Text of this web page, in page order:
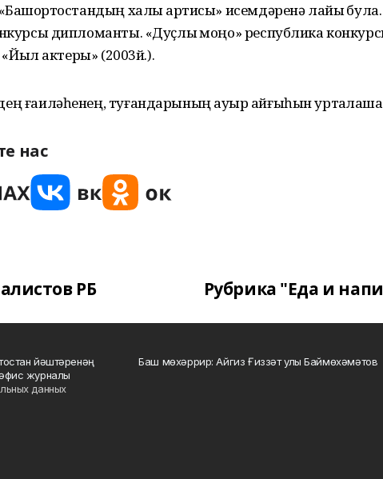
халыҡ артисы» исемдәренә лайыҡ
дипломанты. «Дуҫлыҡ моңо» республика
«Йыл актеры» (2003й.).
ғаиләһенең, туғандарының ауыр ҡайғыһын
нас
РБ Рубрика "Еда и
йәштәренәң
журналы
данных
Баш мөхәррир: Айгиз Ғиззәт улы Баймөхәмәтов